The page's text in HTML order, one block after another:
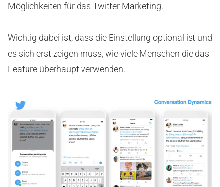
Möglichkeiten für das Twitter Marketing.
Wichtig dabei ist, dass die Einstellung optional ist und
es sich erst zeigen muss, wie viele Menschen die das
Feature überhaupt verwenden.